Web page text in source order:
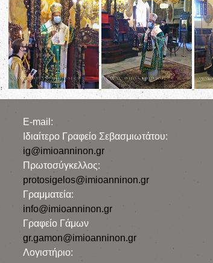
E-mail:
Iδιαίτερο Γραφείο Σεβασμιωτάτου:
ig@imioanninon.gr
Πρωτοσύγκελλος:
protosigelos@imioanninon.gr
Γραμματεία:
info@imioanninon.gr
Γραφείο Γάμων
gr.gamon@imioanninon.gr
Λογιστήριο: